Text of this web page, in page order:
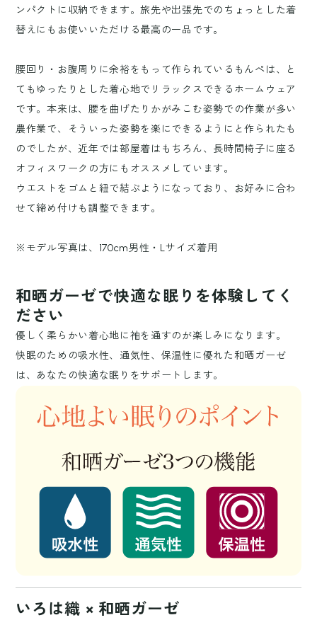
ンパクトに収納できます。旅先や出張先でのちょっとした着
替えにもお使いいただける最高の一品です。
腰回り・お腹周りに余裕をもって作られているもんぺは、と
てもゆったりとした着心地でリラックスできるホームウェア
です。本来は、腰を曲げたりかがみこむ姿勢での作業が多い
農作業で、そういった姿勢を楽にできるようにと作られたも
のでしたが、近年では部屋着はもちろん、長時間椅子に座る
オフィスワークの方にもオススメしています。
ウエストをゴムと紐で結ぶようになっており、お好みに合わ
せて締め付けも調整できます。
※モデル写真は、170cm男性・Lサイズ着用
和晒ガーゼで快適な眠りを体験してく
ださい
優しく柔らかい着心地に袖を通すのが楽しみになります。
快眠のための吸水性、通気性、保温性に優れた和晒ガーゼ
は、あなたの快適な眠りをサポートします。
いろは織 × 和晒ガーゼ